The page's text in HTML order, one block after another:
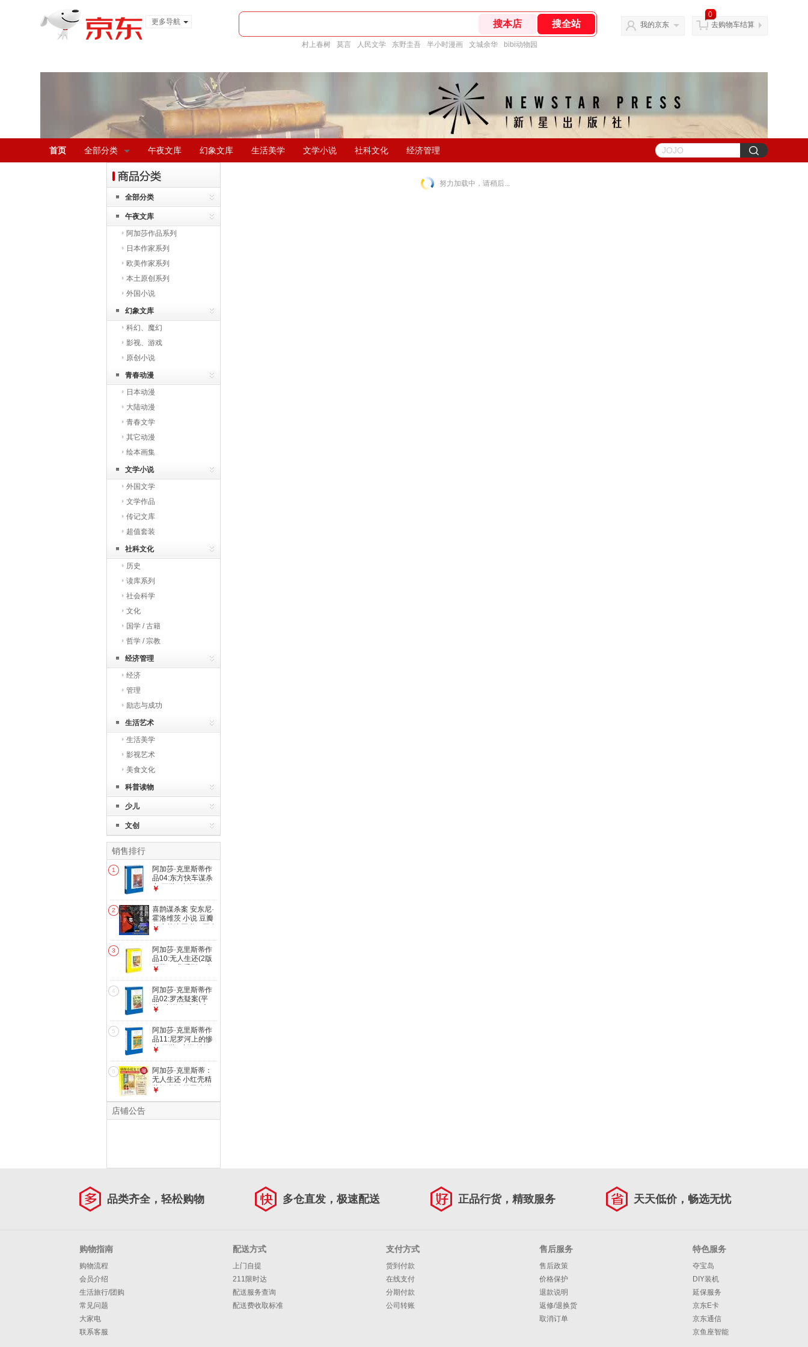
更多导航
村上春树 莫言 人民文学 东野圭吾 半小时漫画 文城余华 bibi动物园
我的京东
0
去购物车结算
首页 全部分类 午夜文库 幻象文库 生活美学 文学小说 社科文化 经济管理
全部分类
午夜文库
阿加莎作品系列
日本作家系列
欧美作家系列
本土原创系列
外国小说
幻象文库
科幻、魔幻
影视、游戏
原创小说
青春动漫
日本动漫
大陆动漫
青春文学
其它动漫
绘本画集
文学小说
外国文学
文学作品
传记文库
超值套装
社科文化
历史
读库系列
社会科学
文化
国学 / 古籍
哲学 / 宗教
经济管理
经济
管理
励志与成功
生活艺术
生活美学
影视艺术
美食文化
科普读物
少儿
文创
销售排行
1
阿加莎·克里斯蒂作
品04:东方快车谋杀
案(平装) 小说 波洛
系列 悬疑推理 举世
闻名的列车 多次翻
拍成电影
￥
2
喜鹊谋杀案 安东尼·
霍洛维茨 小说 豆瓣
年度关注图书，同名
中书、案中案的设
置，双重谜题带给侦
探小说爱好者双倍的
战栗。我在岛屿读书
同款好书！同名剧集
b站上线热播
￥
3
阿加莎·克里斯蒂作
品10:无人生还(2版
平装)（非系列）小
列 无人逝去 悬疑推
理小说开创童谣杀人
和孤岛模式 成就永
载史册的经典名作
￥
4
阿加莎·克里斯蒂作
品02:罗杰疑案(平
装) 小说 午夜文库
大侦探波洛系列 影
响东野圭吾的写作手
法 挑战读者的想象
力 侦探小说史上具
争议作品
￥
5
阿加莎·克里斯蒂作
品11:尼罗河上的惨
案(平装) 小说 波洛
系列 悬疑推理 一场
婚礼带来的谜团 多
次电影改编
￥
6
阿加莎·克里斯蒂：
无人生还 小红壳精
装纪念版 外国小说
￥
店铺公告
努力加载中，请稍后...
品类齐全，轻松购物 多仓直发，极速配送 正品行货，精致服务 天天低价，畅选无忧
购物指南
购物流程
会员介绍
生活旅行/团购
常见问题
大家电
联系客服
配送方式
上门自提
211限时达
配送服务查询
配送费收取标准
支付方式
货到付款
在线支付
分期付款
公司转账
售后服务
售后政策
价格保护
退款说明
返修/退换货
取消订单
特色服务
夺宝岛
DIY装机
延保服务
京东E卡
京东通信
京鱼座智能